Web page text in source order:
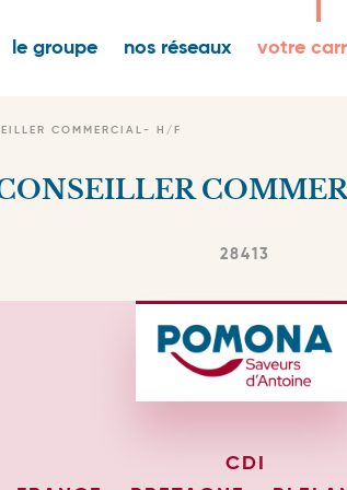
le groupe nos réseaux votre
COMMERCIAL- H/F
28413
CDI